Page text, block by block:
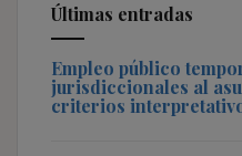
Últimas entradas
Empleo público
jurisdiccionales al
criterios